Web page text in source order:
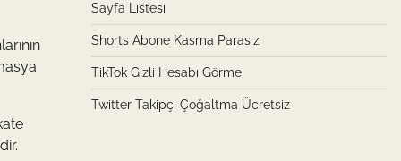
Sayfa Listesi
Shorts Abone Kasma Parasız
TikTok Gizli Hesabı Görme
Twitter Takipçi Çoğaltma Ücretsiz